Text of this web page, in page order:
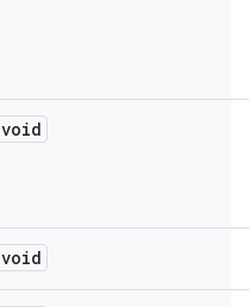
void
void